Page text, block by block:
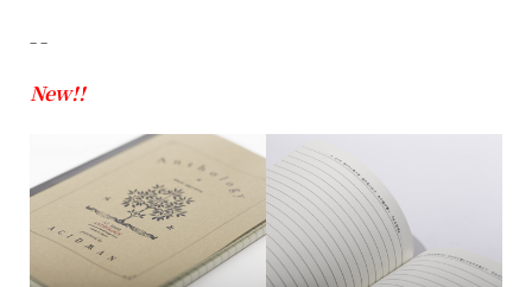
– –
New!!